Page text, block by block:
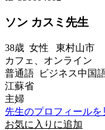
ソン カスミ先生
38歳 女性 東村山市
カフェ、オンライン
普通語 ビジネス中国
江蘇省
主婦
先生のプロフィールを
お気に入りに追加